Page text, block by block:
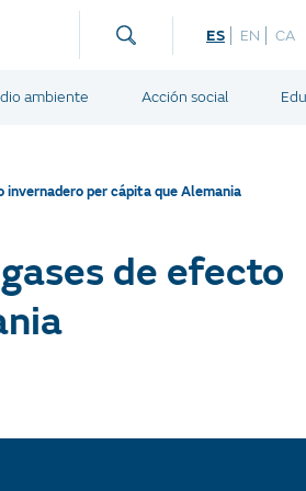
ES EN CA
ambiente Acción social
invernadero per cápita que Alemania
de efecto